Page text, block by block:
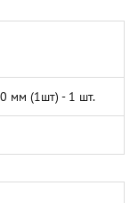
мм (1шт) - 1 шт.